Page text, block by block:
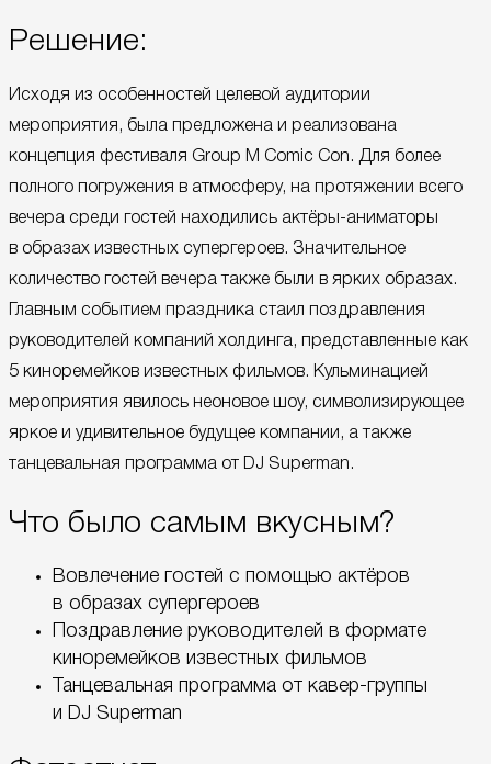
Решение:
Исходя из особенностей целевой аудитории
мероприятия, была предложена и реализована
концепция фестиваля Group M Comic Con. Для более
полного погружения в атмосферу, на протяжении всего
вечера среди гостей находились актёры-аниматоры
в образах известных супергероев. Значительное
количество гостей вечера также были в ярких образах.
Главным событием праздника стаил поздравления
руководителей компаний холдинга, представленные как
5 киноремейков известных фильмов. Кульминацией
мероприятия явилось неоновое шоу, символизирующее
яркое и удивительное будущее компании, а также
танцевальная программа от DJ Superman.
Что было самым вкусным?
Вовлечение гостей с помощью актёров
в образах супергероев
Поздравление руководителей в формате
киноремейков известных фильмов
Танцевальная программа от кавер-группы
и DJ Superman